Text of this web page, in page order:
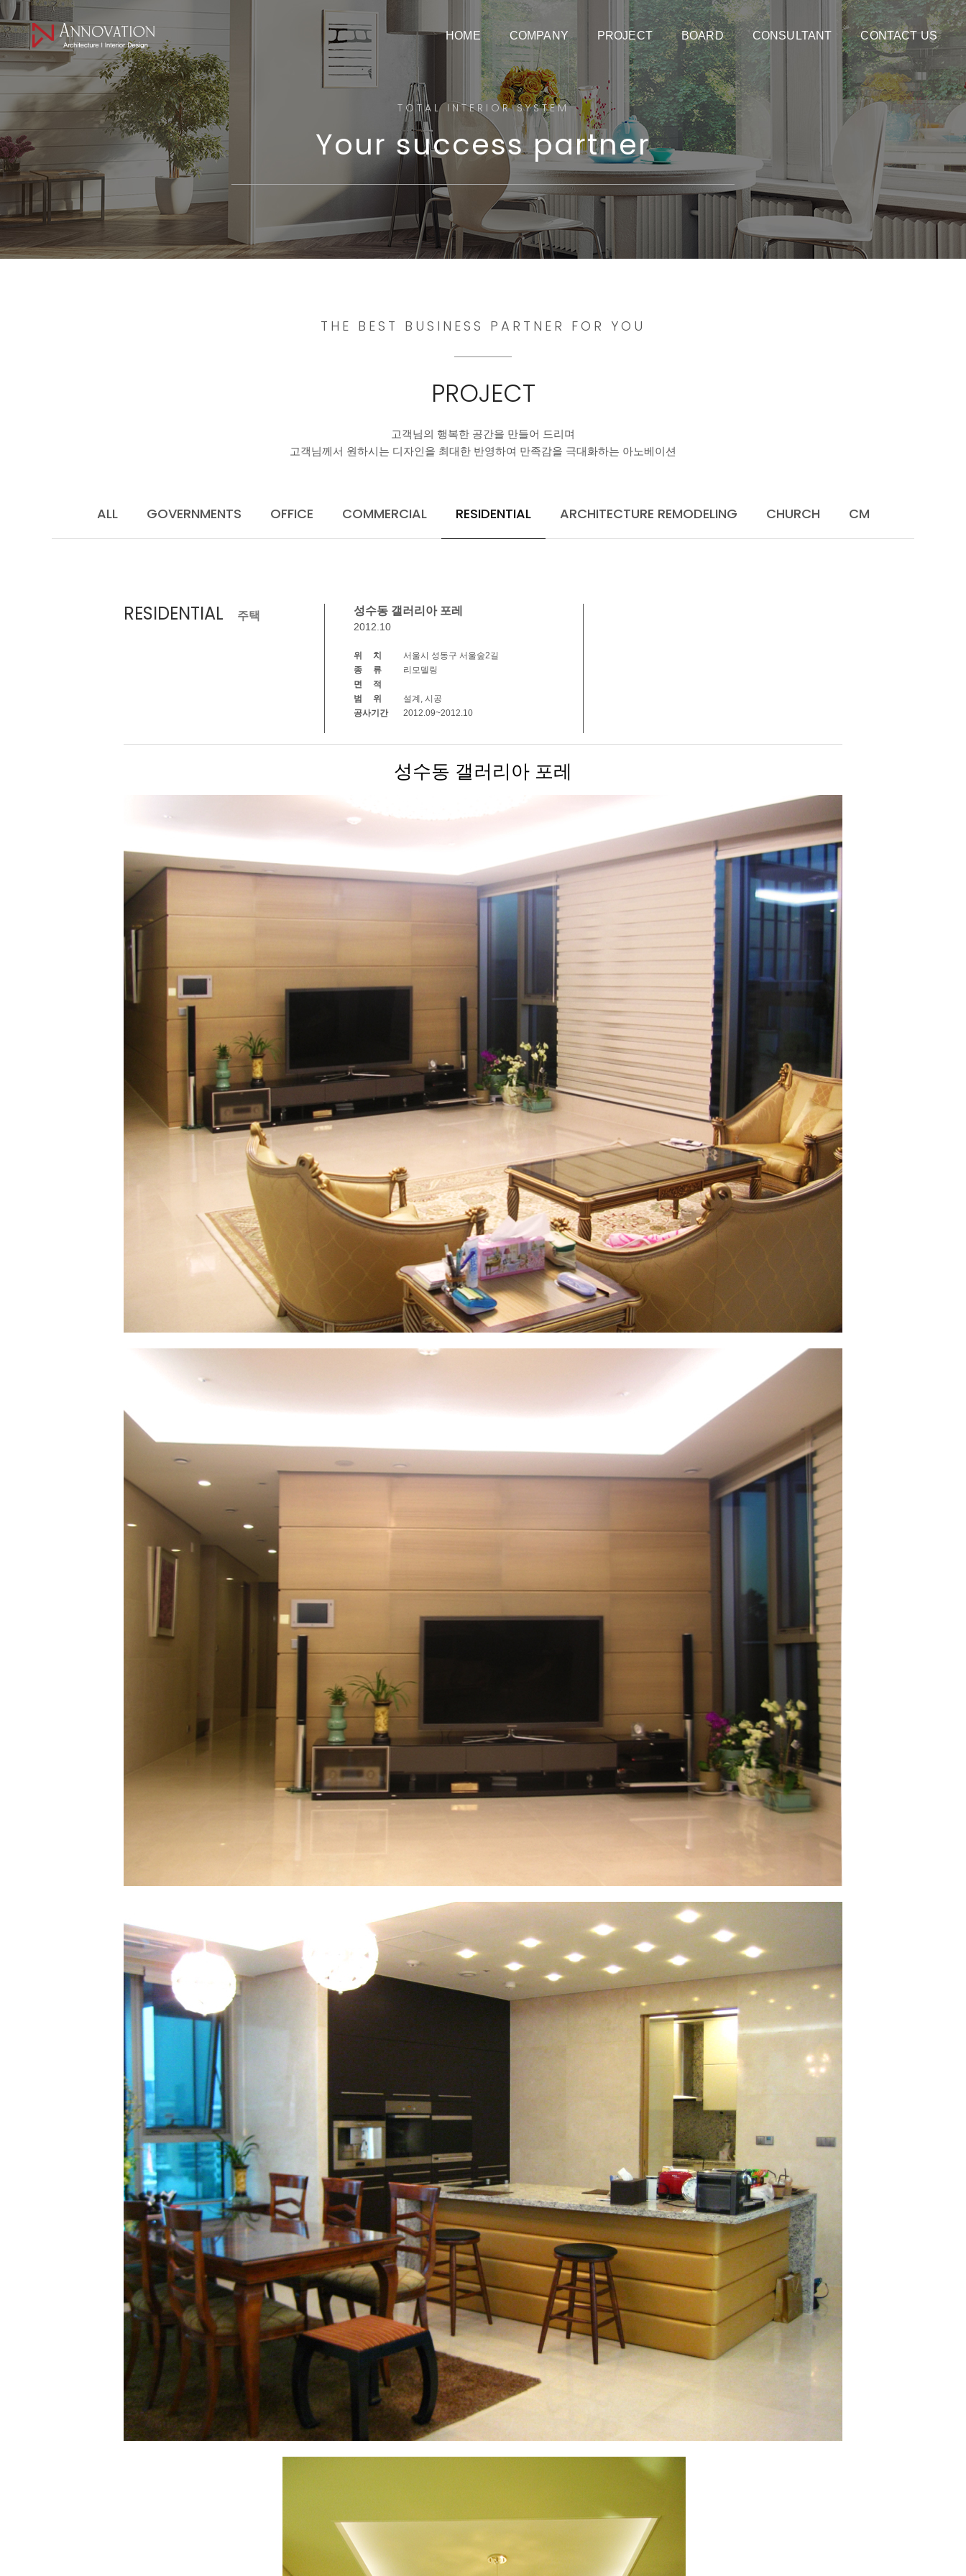
HOME COMPANY PROJECT BOARD CONSULTANT CONTACT US
TOTAL INTERIOR SYSTEM
Your success partner
THE BEST BUSINESS PARTNER FOR YOU
PROJECT
고객님의 행복한 공간을 만들어 드리며
고객님께서 원하시는 디자인을 최대한 반영하여 만족감을 극대화하는 아노베이션
ALL GOVERNMENTS OFFICE COMMERCIAL RESIDENTIAL ARCHITECTURE REMODELING CHURCH CM
RESIDENTIAL 주택 성수동 갤러리아 포레
2012.10
위 치
서울시 성동구 서울숲2길
종 류
리모델링
면 적
범 위
설계, 시공
공사기간
2012.09~2012.10
성수동 갤러리아 포레